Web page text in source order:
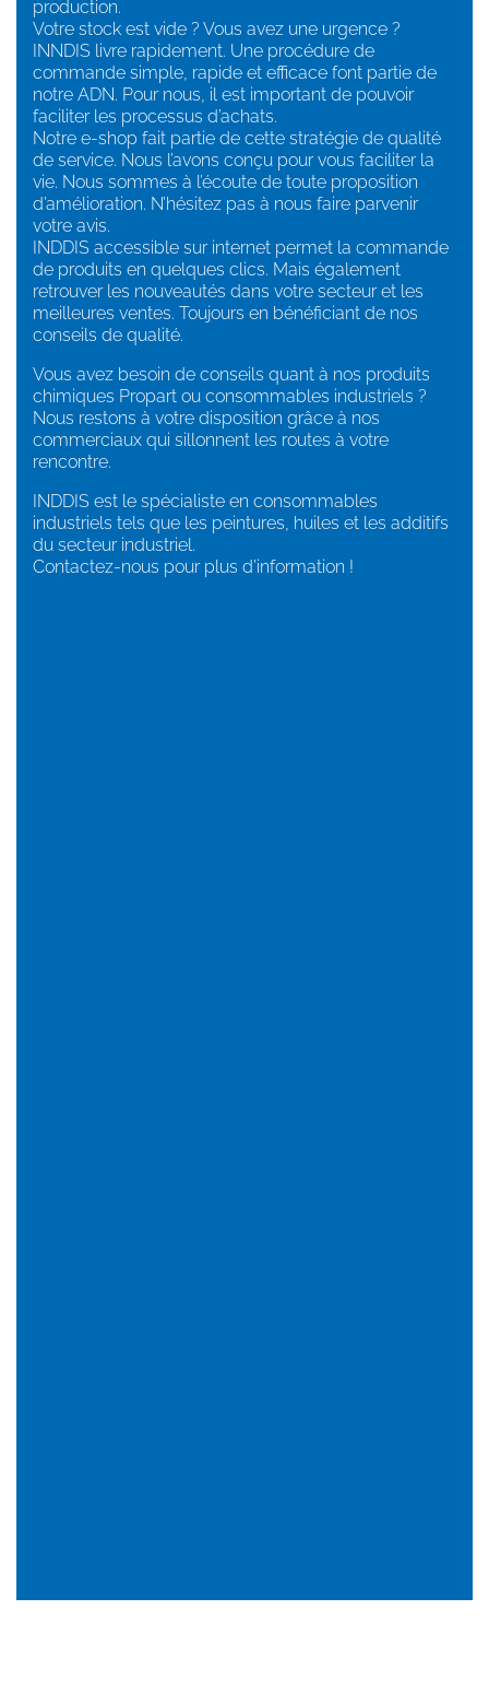
production.
Votre stock est vide ? Vous avez une urgence ?
INNDIS livre rapidement. Une procédure de
commande simple, rapide et efficace font partie de
notre ADN. Pour nous, il est important de pouvoir
faciliter les processus d’achats.
Notre e-shop fait partie de cette stratégie de qualité
de service. Nous l’avons conçu pour vous faciliter la
vie. Nous sommes à l’écoute de toute proposition
d’amélioration. N’hésitez pas à nous faire parvenir
votre avis.
INDDIS accessible sur internet permet la commande
de produits en quelques clics. Mais également
retrouver les nouveautés dans votre secteur et les
meilleures ventes. Toujours en bénéficiant de nos
conseils de qualité.
Vous avez besoin de conseils quant à nos produits
chimiques Propart ou consommables industriels ?
Nous restons à votre disposition grâce à nos
commerciaux qui sillonnent les routes à votre
rencontre.
INDDIS est le spécialiste en consommables
industriels tels que les peintures, huiles et les additifs
du secteur industriel.
Contactez-nous pour plus d’information !